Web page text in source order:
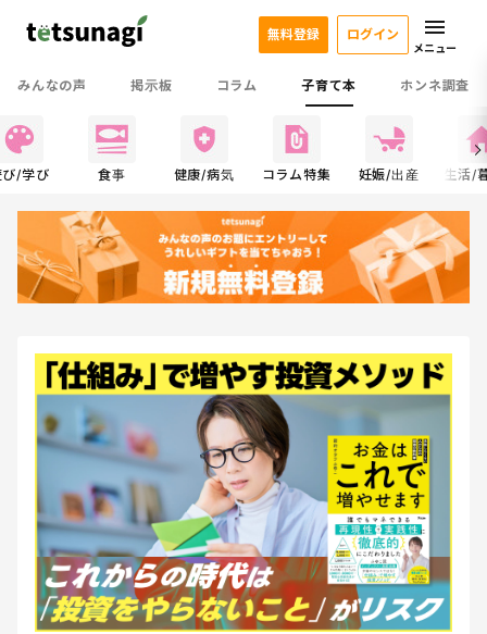
みんなの声 掲示板 コラム 子育て本 ホンネ調査
無料登録 ログイン
メニュー
び/学び 食事 健康/病気 コラム特集 妊娠/出産 生活/